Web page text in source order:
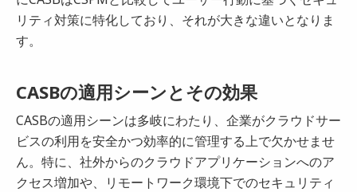
リティ対策に特化しており、それが大きな違いとなりま
す。
CASBの適用シーンとその効果
CASBの適用シーンは多岐にわたり、企業がクラウドサー
ビスの利用を安全かつ効率的に管理する上で欠かせませ
ん。特に、社外からのクラウドアプリケーションへのア
クセス増加や、リモートワーク環境下でのセキュリティ